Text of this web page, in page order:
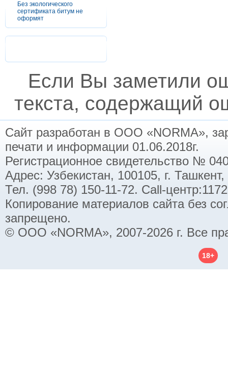
Без экологического
сертификата битум не
оформят
Если Вы заметили
текста, содержащий
Сайт разработан в ООО «NORMA»,
печати и информации 01.06.2018г.
Регистрационное свидетельство №
Адрес: Узбекистан, 100105, г.
Тел. (998 78) 150-11-72. Call-
Копирование материалов сайта без
запрещено.
© ООО «NORMA», 2007-2026 г. Все
18+